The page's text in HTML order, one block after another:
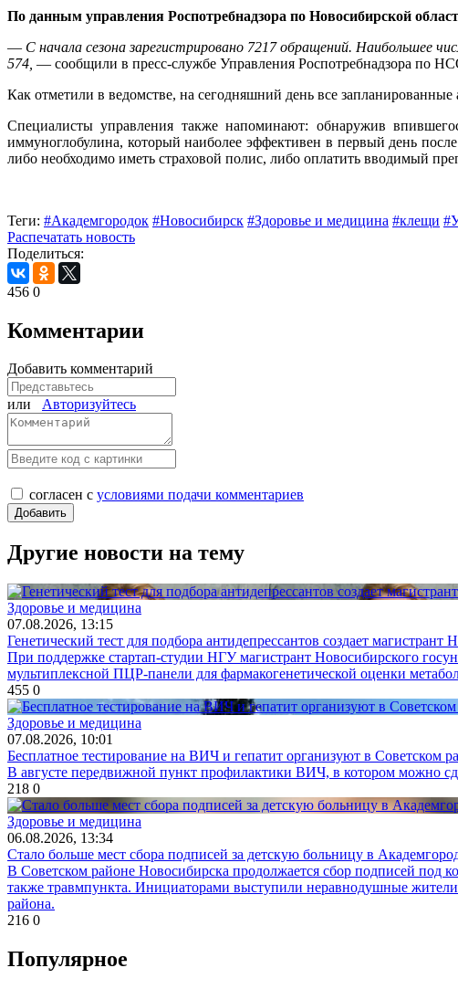
По данным управления Роспотребнадзора по Новосибирской
— С начала сезона зарегистрировано 7217 обращений. Наибольшее
574, — сообщили в пресс-службе Управления Роспотребнадзора по
Как отметили в ведомстве, на сегодняшний день все
Специалисты управления также напоминают: обнаружив
иммуноглобулина, который наиболее эффективен в первый день
либо необходимо иметь страховой полис, либо оплатить вводимый
Теги: #Академгородок #Новосибирск #Здоровье и медицина #клещи
Распечатать новость
Поделиться:
456 0
Комментарии
Добавить комментарий
или Авторизуйтесь
согласен с условиями подачи комментариев
Другие новости на тему
Здоровье и медицина
07.08.2026, 13:15
Генетический тест для подбора антидепрессантов создает магистрант
При поддержке стартап-студии НГУ магистрант Новосибирского
мультиплексной ПЦР-панели для фармакогенетической оценки
455 0
Здоровье и медицина
07.08.2026, 10:01
Бесплатное тестирование на ВИЧ и гепатит организуют в Советском
В августе передвижной пункт профилактики ВИЧ, в котором можно
218 0
Здоровье и медицина
06.08.2026, 13:34
Стало больше мест сбора подписей за детскую больницу в
В Советском районе Новосибирска продолжается сбор подписей под
также травмпункта. Инициаторами выступили неравнодушные
района.
216 0
Популярное